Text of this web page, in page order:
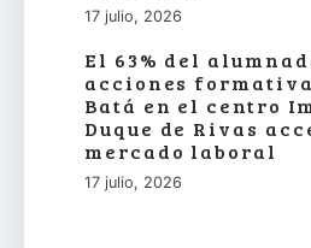
17 julio, 2026
El 63% del
acciones
Batá en el centro
Duque de Rivas
mercado laboral
17 julio, 2026